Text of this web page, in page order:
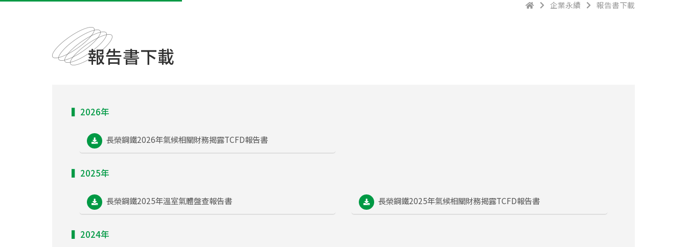
企業永續 報告書下載
報告書下載
▍2026年
長榮鋼鐵2026年氣候相關財務揭露TCFD報告書
▍2025年
長榮鋼鐵2025年溫室氣體盤查報告書 長榮鋼鐵2025年氣候相關財務揭露TCFD報告書
▍2024年